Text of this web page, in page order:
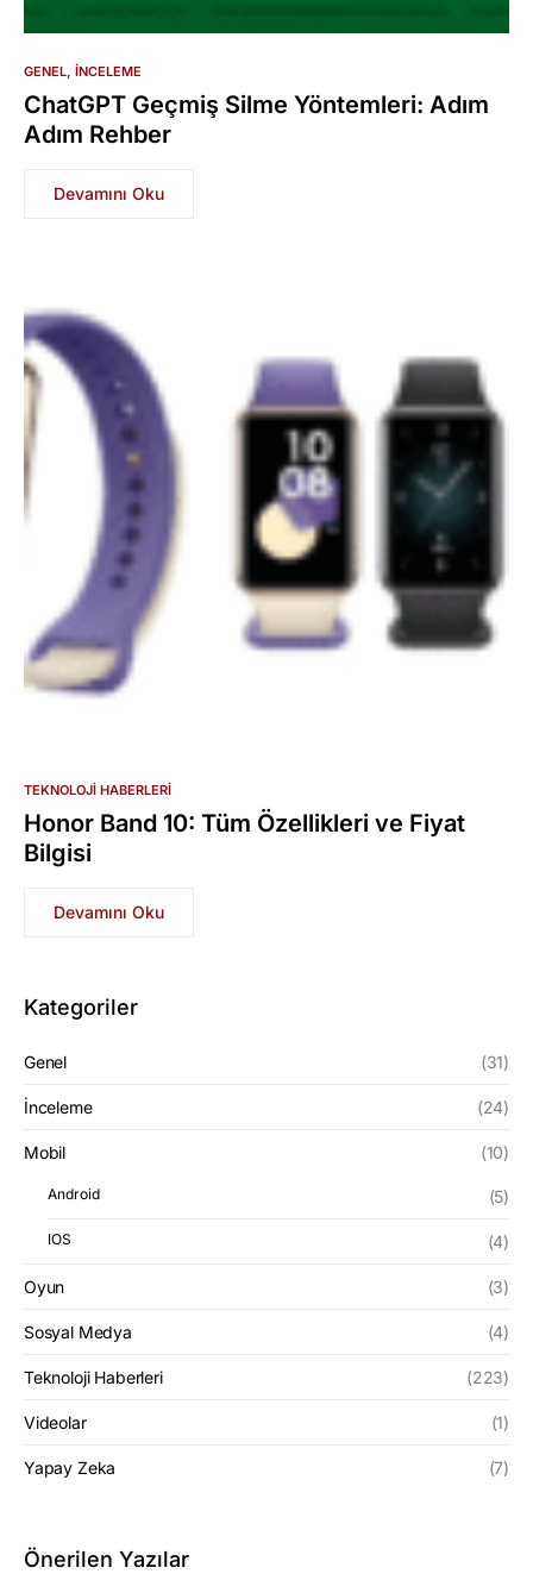
GENEL İNCELEME
ChatGPT Geçmiş Silme Yöntemleri: Adım
Adım Rehber
Devamını Oku
TEKNOLOJI HABERLERI
Honor Band 10: Tüm Özellikleri ve Fiyat
Bilgisi
Devamını Oku
Kategoriler
Genel (31)
İnceleme (24)
Mobil (10)
Android (5)
IOS (4)
Oyun (3)
Sosyal Medya (4)
Teknoloji Haberleri (223)
Videolar (1)
Yapay Zeka (7)
Önerilen Yazılar